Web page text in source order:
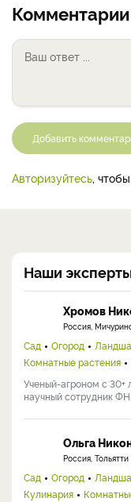
Добавить
Авторизуйтесь,
Наши
Хромов
Россия,
Сад Огород
Комнатные растения
Ученый-агроном с 30+
научный сотрудник
Ольга
Россия, Тольятти
Сад Огород
Кулинария